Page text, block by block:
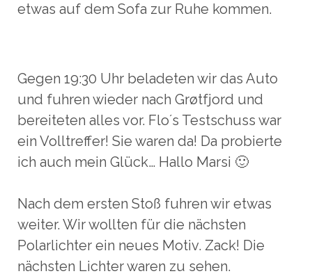
etwas auf dem Sofa zur Ruhe kommen.
Gegen 19:30 Uhr beladeten wir das Auto
und fuhren wieder nach Grøtfjord und
bereiteten alles vor. Flo´s Testschuss war
ein Volltreffer! Sie waren da! Da probierte
ich auch mein Glück… Hallo Marsi 🙂
Nach dem ersten Stoß fuhren wir etwas
weiter. Wir wollten für die nächsten
Polarlichter ein neues Motiv. Zack! Die
nächsten Lichter waren zu sehen.